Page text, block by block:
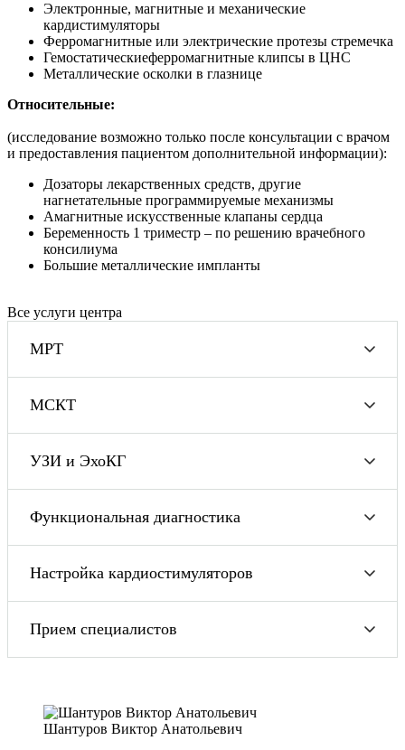
Электронные, магнитные и механические
кардистимуляторы
Ферромагнитные или электрические протезы стремечка
Гемостатическиеферромагнитные клипсы в ЦНС
Металлические осколки в глазнице
Относительные:
(исследование возможно только после консультации с врачом
и предоставления пациентом дополнительной информации):
Дозаторы лекарственных средств, другие
нагнетательные программируемые механизмы
Амагнитные искусственные клапаны сердца
Беременность 1 триместр – по решению врачебного
консилиума
Большие металлические импланты
Все услуги центра
МРТ
МСКТ
УЗИ и ЭхоКГ
Функциональная диагностика
Настройка кардиостимуляторов
Прием специалистов
Шантуров Виктор Анатольевич